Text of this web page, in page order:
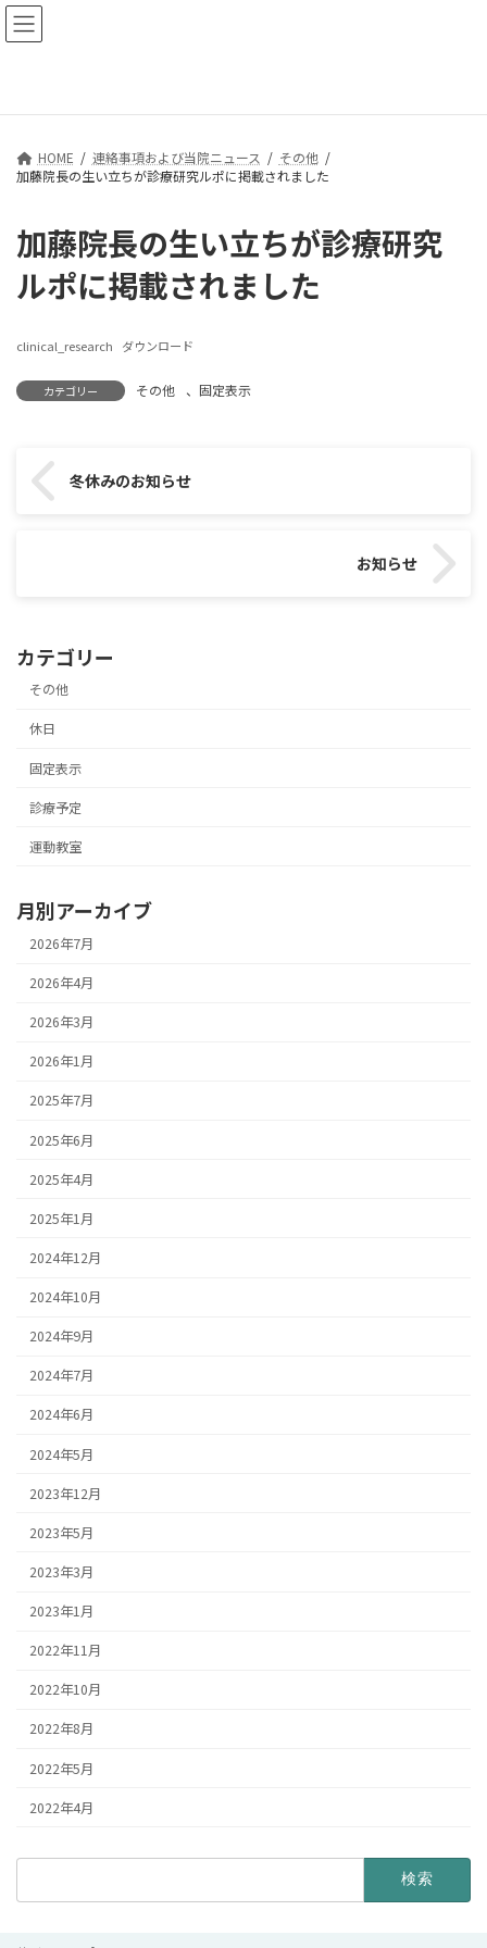
コ
ン
へ
ナ
ビ
ョ
HOME 連絡事項および当院ニュース
その他
加藤院長の生い立ちが診療研究ルポに掲載されました
加藤院長の生い立ちが診療研究
ルポに掲載されました
clinical_research ダウンロード
カテゴリー その他 、 固定表示
冬休みのお知らせ
お知らせ
カテゴリー
その他
休日
固定表示
診療予定
運動教室
月別アーカイブ
2026年7月
2026年4月
2026年3月
2026年1月
2025年7月
2025年6月
2025年4月
2025年1月
2024年12月
2024年10月
2024年9月
2024年7月
2024年6月
2024年5月
2023年12月
2023年5月
2023年3月
2023年1月
2022年11月
2022年10月
2022年8月
2022年5月
2022年4月